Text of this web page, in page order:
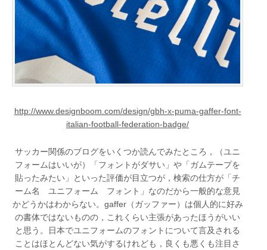
http://www.designboom.com/design/gbh-x-puma-gaffer-font-
italian-football-federation-badge/
サッカー関係のブログをいくつか読んでみたところ，（ユニ
フォームはいいが）「フォントがダサい」や「ガムテープを
貼ったみたい」といった評価が目立つが，検索の仕方が「チ
ーム名 ユニフォーム フォント」なのだから一般的な意見
かどうかはわからない。gaffer（ガッファー）は個人的に好み
の書体ではないものの，これくらい主張があったほうがいい
と思う。日本でユニフォームのフォントについて言及される
ことはほとんどない気がするけれども，良くも悪くも注目さ